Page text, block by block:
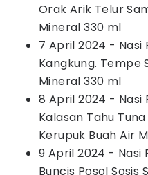
Orak Arik Telur
Mineral 330 ml
7 April 2024 - Nasi
Kangkung. Tempe
Mineral 330 ml
8 April 2024 - Nasi
Kalasan Tahu
Kerupuk Buah Air
9 April 2024 - Nasi
Buncis Posol Sosis